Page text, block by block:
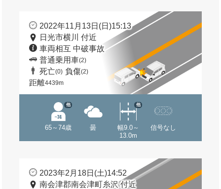
2022年11月13日(日)15:13
日光市横川 付近
車両相互 中破事故
普通乗用車(2)
死亡(0) 負傷(2)
距離4439m
65～74歳
他
曇
幅9.0～
13.0m
他
信号なし
2023年2月18日(土)14:52
南会津郡南会津町糸沢 付近